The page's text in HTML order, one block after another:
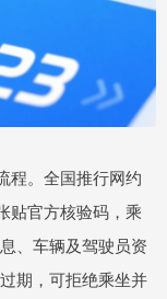
程。全国推行网约
贴官方核验码，乘
、车辆及驾驶员资
期，可拒绝乘坐并